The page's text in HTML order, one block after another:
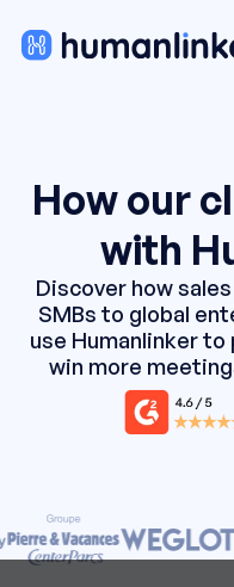
How our
with
Discover how
SMBs to global
use Humanlinker
win more